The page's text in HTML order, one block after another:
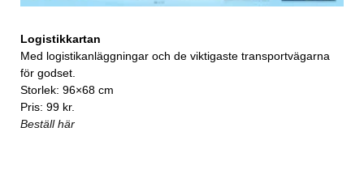
Logistikkartan
Med logistikanläggningar och de viktigaste transportvägarna
för godset.
Storlek: 96×68 cm
Pris: 99 kr.
Beställ här